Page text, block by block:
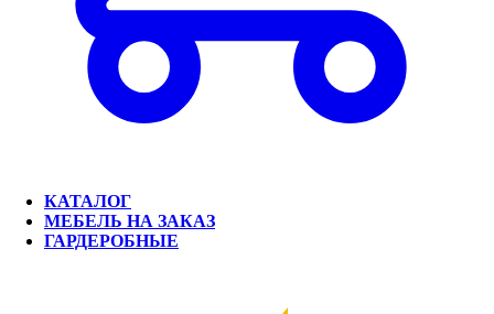
КАТАЛОГ
МЕБЕЛЬ НА ЗАКАЗ
ГАРДЕРОБНЫЕ